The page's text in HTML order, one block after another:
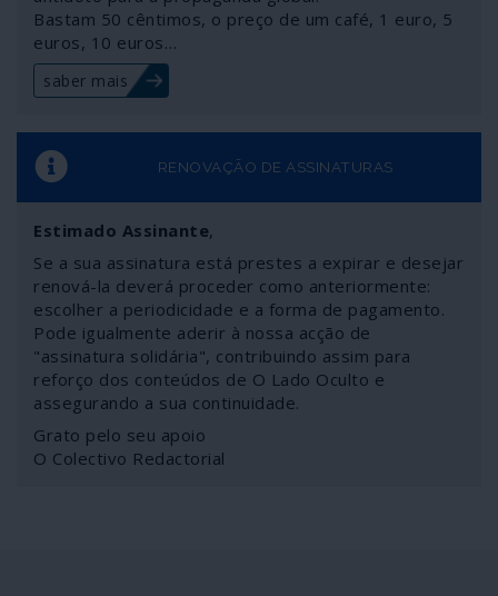
Bastam 50 cêntimos, o preço de um café, 1 euro, 5
euros, 10 euros…
saber mais
RENOVAÇÃO DE ASSINATURAS
Estimado Assinante,
Se a sua assinatura está prestes a expirar e desejar
renová-la deverá proceder como anteriormente:
escolher a periodicidade e a forma de pagamento.
Pode igualmente aderir à nossa acção de
"assinatura solidária", contribuindo assim para
reforço dos conteúdos de O Lado Oculto e
assegurando a sua continuidade.
Grato pelo seu apoio
O Colectivo Redactorial